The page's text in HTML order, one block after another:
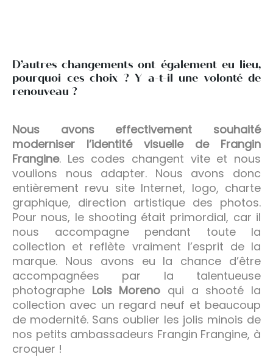
D’autres changements ont également eu lieu,
pourquoi ces choix ? Y a-t-il une volonté de
renouveau ?
Nous avons effectivement souhaité
moderniser l’identité visuelle de Frangin
Frangine. Les codes changent vite et nous
voulions nous adapter. Nous avons donc
entièrement revu site Internet, logo, charte
graphique, direction artistique des photos.
Pour nous, le shooting était primordial, car il
nous accompagne pendant toute la
collection et reflète vraiment l’esprit de la
marque. Nous avons eu la chance d’être
accompagnées par la talentueuse
photographe Lois Moreno qui a shooté la
collection avec un regard neuf et beaucoup
de modernité. Sans oublier les jolis minois de
nos petits ambassadeurs Frangin Frangine, à
croquer !